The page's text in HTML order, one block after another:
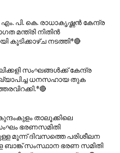
പി. കെ. രാധാകൃഷ്ണൻ കേന്ദ്ര
മന്ത്രി നിതിൻ
കൂടിക്കാഴ്ച നടത്തി*🔴
സംഘങ്ങള്‍ക്ക് കേന്ദ്ര
ധനസഹായ തുക
കുന്ദംകുളം താലൂക്കിലെ
ഭരണസമിതി
മൂന്ന് ദിവസത്തെ പരിശീലന
ബാങ്ക് സംസ്ഥാന ഭരണ സമിതി